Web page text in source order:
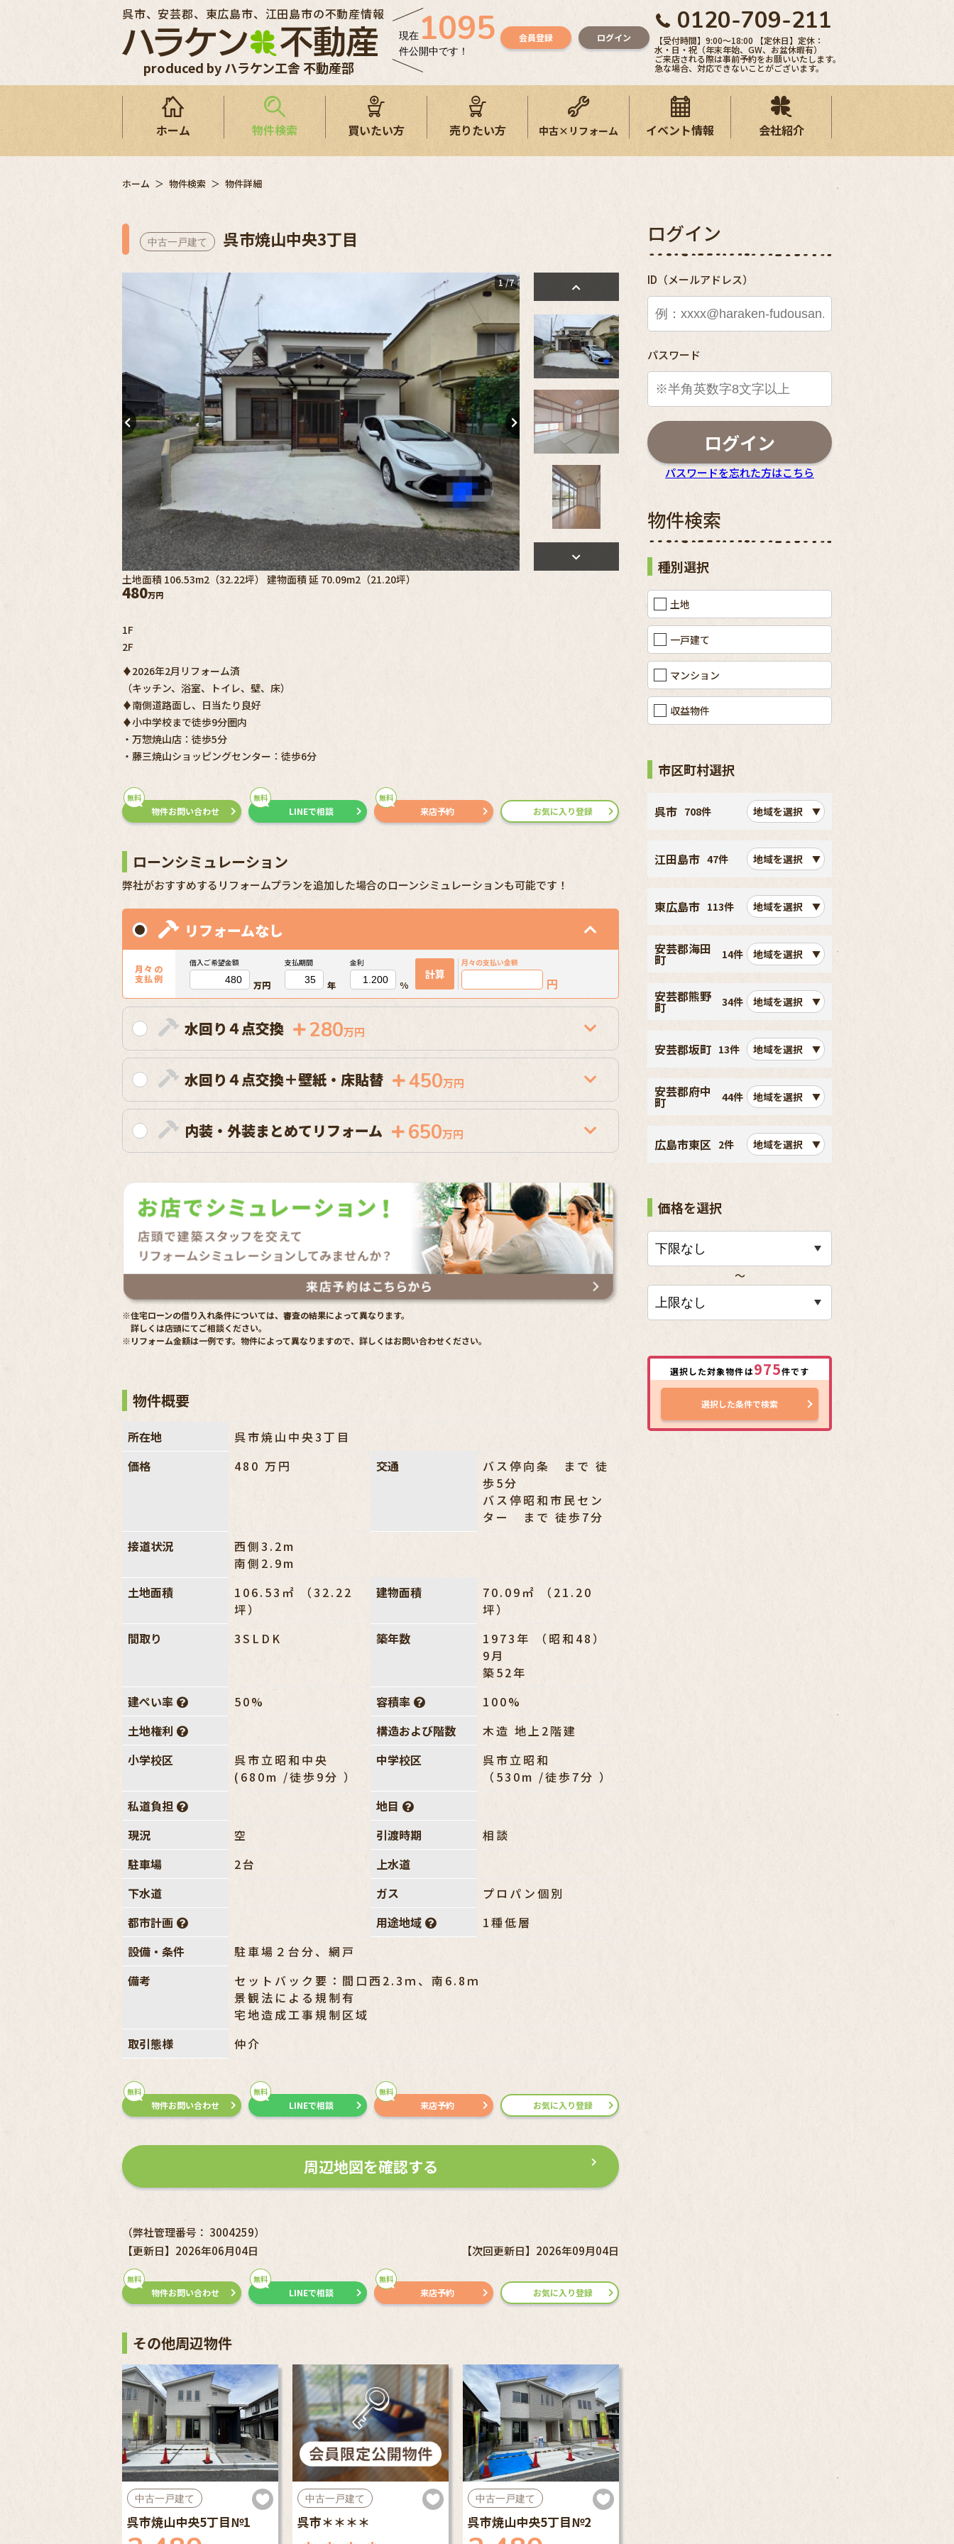
produced by ハラケン工舎 不動産部
呉市、安芸郡、東広島市、江田島市の不動産情報
現在 1095
件公開中です！
会員登録 ログイン
0120-709-211
【受付時間】9:00〜18:00 【定休日】定休：
水・日・祝（年末年始、GW、お盆休暇有）
ご来店される際は事前予約をお願いいたします。
急な場合、対応できないことがございます。
ホーム 物件検索 買いたい方 売りたい方 中古×リフォーム イベント情報 会社紹介
ホーム 物件検索 物件詳細
中古一戸建て 呉市焼山中央3丁目
1/7
土地面積 106.53m2（32.22坪） 建物面積 延 70.09m2（21.20坪）
480万円
1F
2F
♦2026年2月リフォーム済
（キッチン、浴室、トイレ、壁、床）
♦南側道路面し、日当たり良好
♦小中学校まで徒歩9分圏内
・万惣焼山店：徒歩5分
・藤三焼山ショッピングセンター：徒歩6分
無料
物件お問い合わせ
無料
LINEで相談
無料
来店予約 お気に入り登録
ローンシミュレーション
弊社がおすすめするリフォームプランを追加した場合のローンシミュレーションも可能です！
リフォームなし
月々の
支払例
借入ご希望金額
万円
支払期間
年
金利
%
計算
月々の支払い金額
円
水回り４点交換 280万円
水回り４点交換＋壁紙・床貼替 450万円
内装・外装まとめてリフォーム 650万円
※住宅ローンの借り入れ条件については、審査の結果によって異なります。
詳しくは店頭にてご相談ください。
※リフォーム金額は一例です。物件によって異なりますので、詳しくはお問い合わせください。
物件概要
所在地
呉市焼山中央3丁目
価格
480 万円 交通
バス停向条 まで 徒
歩5分
バス停昭和市民セン
ター まで 徒歩7分
接道状況
西側3.2m
南側2.9m
土地面積
106.53㎡ （32.22
坪）
建物面積
70.09㎡ （21.20
坪）
間取り
3SLDK 築年数
1973年 （昭和48）
9月
築52年
建ぺい率
50% 容積率
100%
土地権利
構造および階数
木造 地上2階建
小学校区
呉市立昭和中央
(680m /徒歩9分 ）
中学校区
呉市立昭和
（530m /徒歩7分 ）
私道負担
地目
現況
空 引渡時期
相談
駐車場
2台
上水道
下水道
ガス
プロパン個別
都市計画
用途地域
1種低層
設備・条件
駐車場２台分、網戸
備考
セットバック要：間口西2.3ｍ、南6.8ｍ
景観法による規制有
宅地造成工事規制区域
取引態様
仲介
無料
物件お問い合わせ
無料
LINEで相談
無料
来店予約 お気に入り登録
周辺地図を確認する
（弊社管理番号： 3004259）
【更新日】2026年06月04日
【次回更新日】2026年09月04日
無料
物件お問い合わせ
無料
LINEで相談
無料
来店予約 お気に入り登録
その他周辺物件
中古一戸建て
呉市焼山中央5丁目№1
中古一戸建て
呉市＊＊＊＊
中古一戸建て
呉市焼山中央5丁目№2
ログイン
ID（メールアドレス）
パスワード
ログイン
パスワードを忘れた方はこちら
物件検索
種別選択
土地
一戸建て
マンション
収益物件
市区町村選択
呉市 708件 地域を選択
江田島市 47件 地域を選択
東広島市 113件 地域を選択
安芸郡海田
町 14件 地域を選択
安芸郡熊野
町 34件 地域を選択
安芸郡坂町 13件 地域を選択
安芸郡府中
町 44件 地域を選択
広島市東区 2件 地域を選択
価格を選択
〜
選択した対象物件は975件です
選択した条件で検索